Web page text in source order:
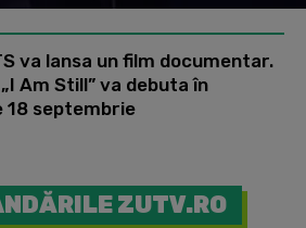
va lansa un film documentar.
Am Still” va debuta în
septembrie
ZUTV.RO